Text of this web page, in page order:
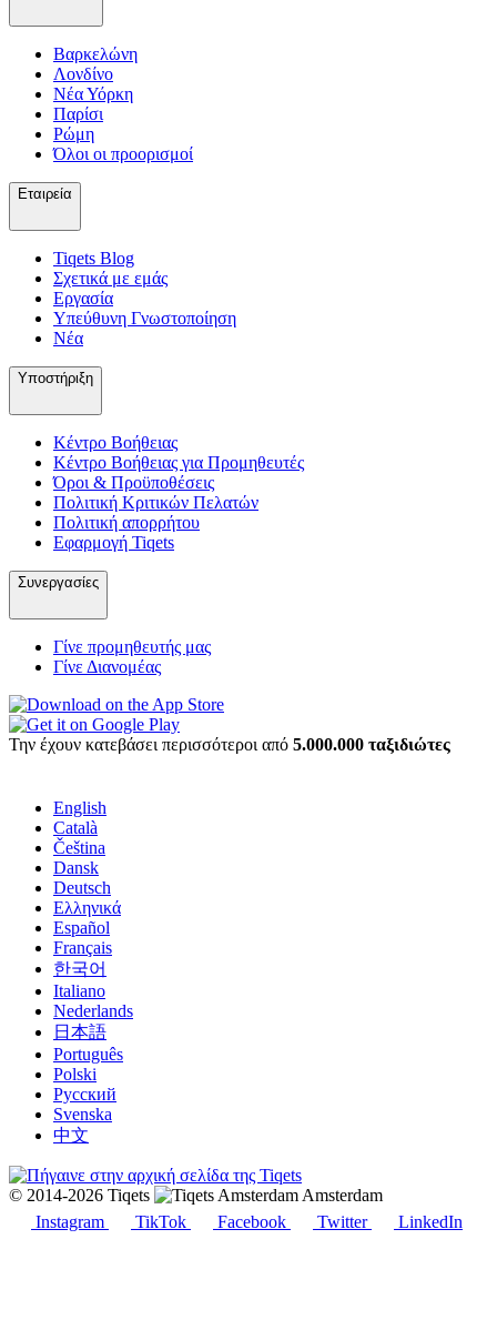
Βαρκελώνη
Λονδίνο
Νέα Υόρκη
Παρίσι
Ρώμη
Όλοι οι προορισμοί
Εταιρεία
Tiqets Βlog
Σχετικά με εμάς
Εργασία
Υπεύθυνη Γνωστοποίηση
Νέα
Υποστήριξη
Κέντρο Βοήθειας
Κέντρο Βοήθειας για Προμηθευτές
Όροι & Προϋποθέσεις
Πολιτική Κριτικών Πελατών
Πολιτική απορρήτου
Εφαρμογή Tiqets
Συνεργασίες
Γίνε προμηθευτής μας
Γίνε Διανομέας
Την έχουν κατεβάσει περισσότεροι από 5.000.000 ταξιδιώτες
English
Català
Čeština
Dansk
Deutsch
Ελληνικά
Español
Français
한국어
Italiano
Nederlands
日本語
Português
Polski
Русский
Svenska
中文
© 2014-2026 Tiqets
Amsterdam
Instagram
TikTok Facebook Twitter LinkedIn